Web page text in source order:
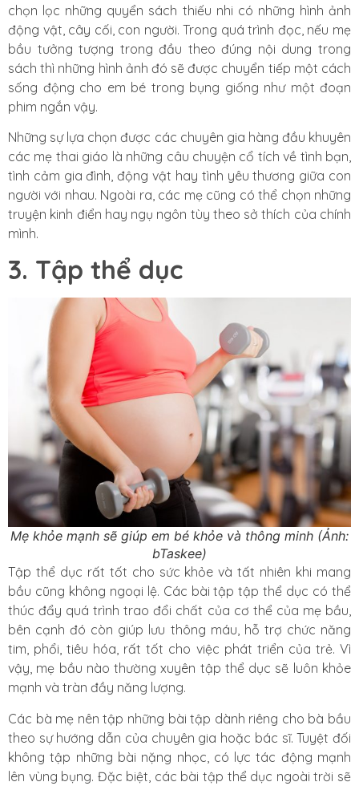
chọn lọc những quyển sách thiếu nhi có những hình ảnh
động vật, cây cối, con người. Trong quá trình đọc, nếu mẹ
bầu tưởng tượng trong đầu theo đúng nội dung trong
sách thì những hình ảnh đó sẽ được chuyển tiếp một cách
sống động cho em bé trong bụng giống như một đoạn
phim ngắn vậy.
Những sự lựa chọn được các chuyên gia hàng đầu khuyên
các mẹ thai giáo là những câu chuyện cổ tích về tình bạn,
tình cảm gia đình, động vật hay tình yêu thương giữa con
người với nhau. Ngoài ra, các mẹ cũng có thể chọn những
truyện kinh điển hay ngụ ngôn tùy theo sở thích của chính
mình.
3. Tập thể dục
Mẹ khỏe mạnh sẽ giúp em bé khỏe và thông minh (Ảnh:
bTaskee)
Tập thể dục rất tốt cho sức khỏe và tất nhiên khi mang
bầu cũng không ngoại lệ. Các bài tập tập thể dục có thể
thúc đẩy quá trình trao đổi chất của cơ thể của mẹ bầu,
bên cạnh đó còn giúp lưu thông máu, hỗ trợ chức năng
tim, phổi, tiêu hóa, rất tốt cho việc phát triển của trẻ. Vì
vậy, mẹ bầu nào thường xuyên tập thể dục sẽ luôn khỏe
mạnh và tràn đầy năng lượng.
Các bà mẹ nên tập những bài tập dành riêng cho bà bầu
theo sự hướng dẫn của chuyên gia hoặc bác sĩ. Tuyệt đối
không tập những bài nặng nhọc, có lực tác động mạnh
lên vùng bụng. Đặc biệt, các bài tập thể dục ngoài trời sẽ